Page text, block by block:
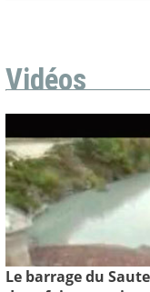
Vidéos
Le barrage du